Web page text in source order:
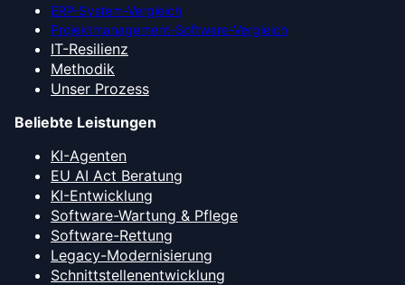
ERP-System-Vergleich
Projektmanagement-Software-Vergleich
IT-Resilienz
Methodik
Unser Prozess
Beliebte Leistungen
KI-Agenten
EU AI Act Beratung
KI-Entwicklung
Software-Wartung & Pflege
Software-Rettung
Legacy-Modernisierung
Schnittstellenentwicklung